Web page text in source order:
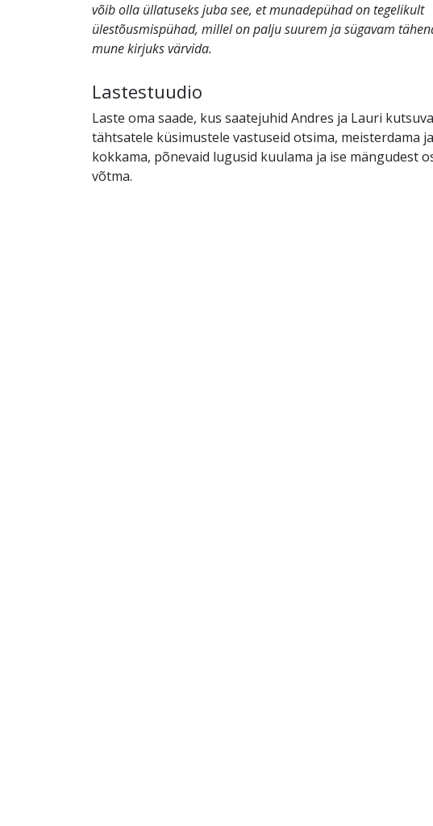
võib olla üllatuseks juba see, et munadepühad on tegelikult
ülestõusmispühad, millel on palju suurem ja sügavam
mune kirjuks värvida.
Lastestuudio
Laste oma saade, kus saatejuhid Andres ja Lauri
tähtsatele küsimustele vastuseid otsima, meisterdama ja
kokkama, põnevaid lugusid kuulama ja ise mängudest
võtma.